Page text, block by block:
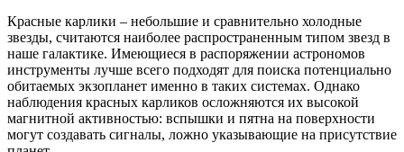
Красные карлики – небольшие и сравнительно холодные
звезды, считаются наиболее распространенным типом звезд в
наше галактике. Имеющиеся в распоряжении астрономов
инструменты лучше всего подходят для поиска потенциально
обитаемых экзопланет именно в таких системах. Однако
наблюдения красных карликов осложняются их высокой
магнитной активностью: вспышки и пятна на поверхности
могут создавать сигналы, ложно указывающие на присутствие